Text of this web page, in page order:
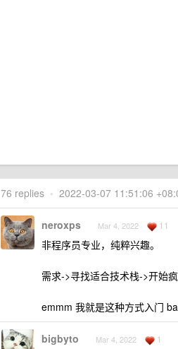
76 replies • 2022-03-07 11:51:06
neroxps Mar 4, 2022 11
非程序员专业，纯粹兴趣。
需求->寻找适合技术栈->开始
emmm 我就是这种方式入门
bigbyto Mar 4, 2022 1